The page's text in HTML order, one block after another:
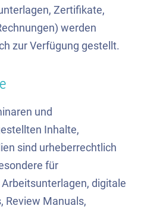
Zertifikate,
werden
zur Verfügung gestellt.
und
Inhalte,
sind urheberrechtlich
für
digitale
Review Manuals,